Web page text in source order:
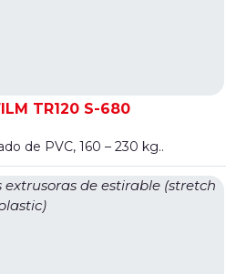
TR120 S-680
de PVC, 160 – 230 kg..